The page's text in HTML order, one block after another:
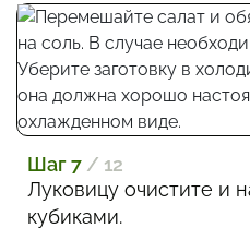
Шаг 7 / 12
Луковицу очистите и
кубиками.